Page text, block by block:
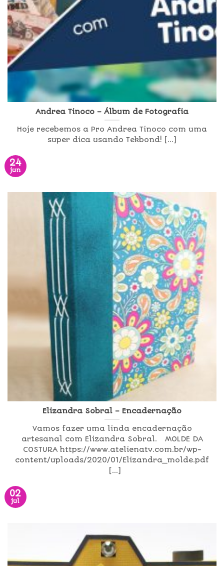
Andrea Tinoco – Álbum de Fotografia
Hoje recebemos a Pro Andrea Tinoco com uma
super dica usando Tekbond! [...]
24
jun
Elizandra Sobral – Encadernação
Vamos fazer uma linda encadernação
artesanal com Elizandra Sobral. MOLDE DA
COSTURA https://www.atelienatv.com.br/wp-
content/uploads/2020/01/Elizandra_molde.pdf
[...]
02
jul